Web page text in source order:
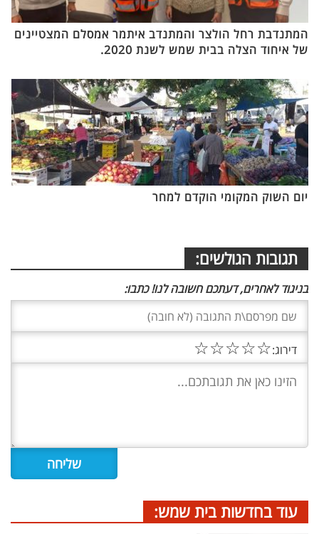
המתנדבת רחל הולצר והמתנדב איתמר אמסלם המצטיינים
של איחוד הצלה בבית שמש לשנת 2020.
יום השוק המקומי הוקדם למחר
תגובות הגולשים:
בניגוד לאחרים, דעתכם חשובה לנו! כתבו:
דירוג:☆
☆
☆
☆
☆
עוד בחדשות בית שמש: